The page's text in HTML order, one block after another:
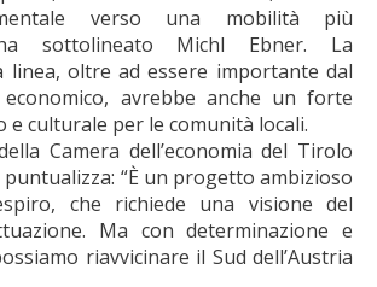
verso una mobilità più
sottolineato Michl Ebner. La
linea, oltre ad essere importante dal
avrebbe anche un forte
e culturale per le comunità locali.
Camera dell’economia del Tirolo
“È un progetto ambizioso
che richiede una visione del
Ma con determinazione e
riavvicinare il Sud dell’Austria